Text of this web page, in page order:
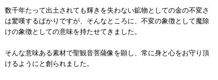
数千年たって出土されても輝きを失わない鉱物としての金の不変さ
は驚嘆するばかりですが、そんなところに、不変の象徴として魔除
けの象徴としての意味を持たせてきました。
そんな意味ある素材で聖観音菩薩像を顕し、常に身と心をお守り頂
けるようにと創られました。